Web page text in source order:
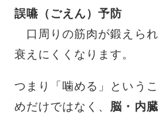
誤嚥（ごえん）予防
口周りの筋肉が鍛えら
衰えにくくなります。
つまり「噛める」という
めだけではなく、 脳・内